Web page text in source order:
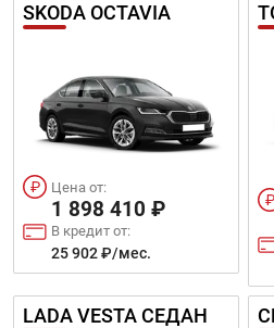
SKODA OCTAVIA
Цена от:
1 898 410 ₽
В кредит от:
25 902 ₽/мес.
LADA VESTA СЕДАН